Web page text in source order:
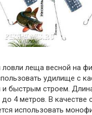
леща весной на
удилище с
и быстрым строем.
4 метров. В качестве
использовать